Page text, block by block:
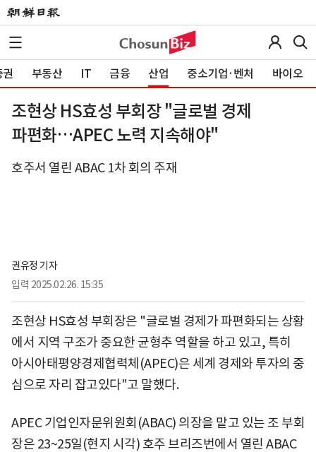
부동산 IT 금융 산업 중소기업·벤처 바이오
조현상 HS효성 부회장 "글로벌 경제
파편화…APEC 노력 지속해야"
호주서 열린 ABAC 1차 회의 주재
권유정 기자
입력 2025.02.26. 15:35
조현상 HS효성 부회장은 "글로벌 경제가 파편화되는 상황
에서 지역 구조가 중요한 균형추 역할을 하고 있고, 특히
아시아태평양경제협력체(APEC)은 세계 경제와 투자의 중
심으로 자리 잡고있다"고 말했다.
APEC 기업인자문위원회(ABAC) 의장을 맡고 있는 조 부회
장은 23~25일(현지 시각) 호주 브리즈번에서 열린 ABAC